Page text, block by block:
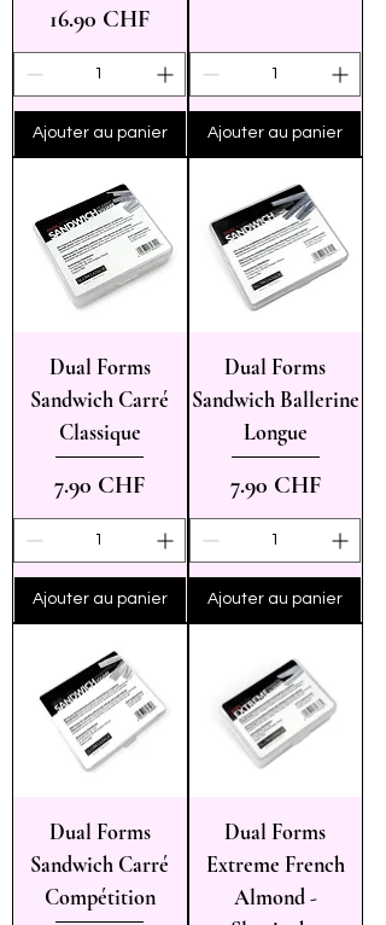
Prix
16.90 CHF
Ajouter au panier Ajouter au panier
Dual Forms
Sandwich Carré
Classique
Prix
7.90 CHF
Ajouter au panier
Dual Forms
Sandwich Ballerine
Longue
Prix
7.90 CHF
Ajouter au panier
Dual Forms
Sandwich Carré
Compétition
Dual Forms
Extreme French
Almond -